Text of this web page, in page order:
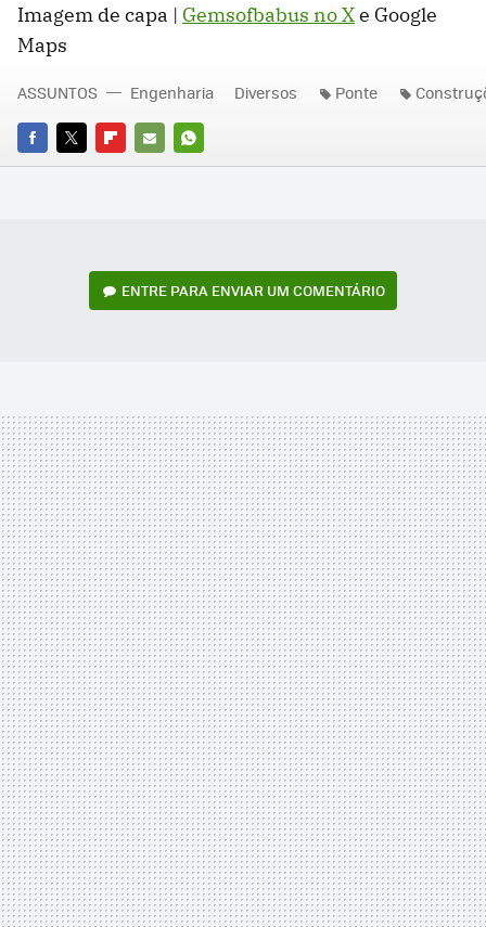
Imagem de capa | Gemsofbabus no Xe Google
Maps
FACEBOOK
TWITTERFLIPBOARD
E-
WHATSAPP
ASSUNTOS Engenharia Diversos Ponte
ENTRE PARA ENVIAR UM COMENTÁRIO